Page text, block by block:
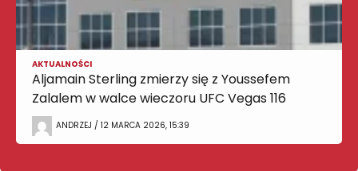
AKTUALNOŚCI
Aljamain Sterling zmierzy się z Youssefem
Zalalem w walce wieczoru UFC Vegas 116
ANDRZEJ / 12 MARCA 2026, 15:39